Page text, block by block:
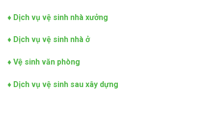
♦ Dịch vụ vệ sinh nhà xưởng
♦ Dịch vụ vệ sinh nhà ở
♦ Vệ sinh văn phòng
♦ Dịch vụ vệ sinh sau xây dựng